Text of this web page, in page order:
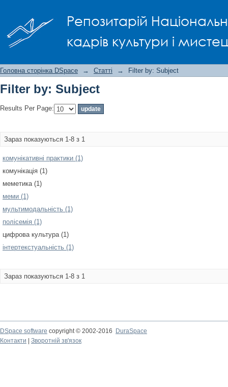
Репозитарій
кадрів культури і
Головна сторінка DSpace → Статті → Filter by: Subject
Filter by: Subject
Results Per Page:
Зараз показуються 1-8 з 1
комунікативні практики (1)
комунікація (1)
меметика (1)
меми (1)
мультимодальність (1)
полісемія (1)
цифрова культура (1)
інтертекстуальність (1)
Зараз показуються 1-8 з 1
DSpace software copyright © 2002-2016
DuraSpace
Контакти
Зворотній зв'язок